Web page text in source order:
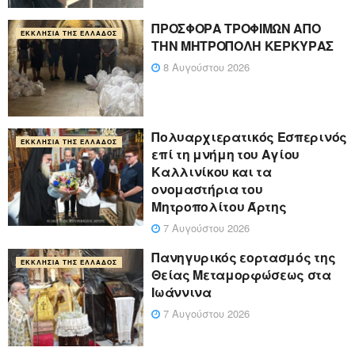
ΕΚΚΛΗΣΊΑ ΤΗΣ ΕΛΛΆΔΟΣ
ΠΡΟΣΦΟΡΑ ΤΡΟΦΙΜΩΝ ΑΠΟ
ΤΗΝ ΜΗΤΡΟΠΟΛΗ ΚΕΡΚΥΡΑΣ
8 Αυγούστου 2026
ΕΚΚΛΗΣΊΑ ΤΗΣ ΕΛΛΆΔΟΣ
Πολυαρχιερατικός Εσπερινός
επί τη μνήμη του Αγίου
Καλλινίκου και τα
ονομαστήρια του
Μητροπολίτου Άρτης
7 Αυγούστου 2026
ΕΚΚΛΗΣΊΑ ΤΗΣ ΕΛΛΆΔΟΣ
Πανηγυρικός εορτασμός της
Θείας Μεταμορφώσεως στα
Ιωάννινα
7 Αυγούστου 2026